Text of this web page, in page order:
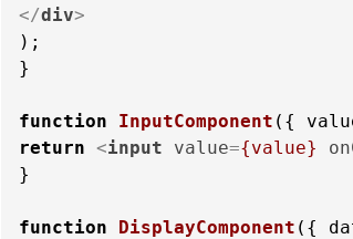
</div>
);
}
function InputComponent ( {
return <input value={value}
}
function DisplayComponent ( {